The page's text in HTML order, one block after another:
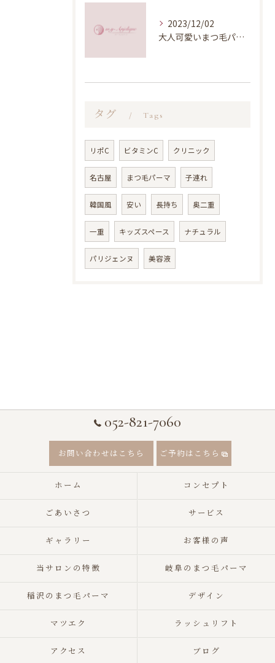
2023/12/02
大人可愛いまつ毛パーマで目元の印象アップ！美容サロン業界の最新トレンドを徹底解説
タグ Tags
リポC ビタミンC クリニック
名古屋 まつ毛パーマ 子連れ
韓国風 安い 長持ち 奥二重
一重 キッズスペース ナチュラル
パリジェンヌ 美容液
052-821-7060
お問い合わせはこちら ご予約はこちら
ホーム コンセプト
ごあいさつ サービス
ギャラリー お客様の声
当サロンの特徴 岐阜のまつ毛パーマ
稲沢のまつ毛パーマ デザイン
マツエク ラッシュリフト
アクセス ブログ